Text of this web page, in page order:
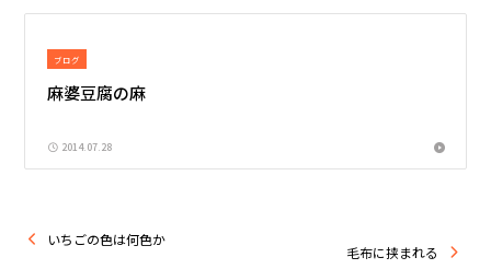
ブログ
麻婆豆腐の麻
2014.07.28
いちごの色は何色か
毛布に挟まれる